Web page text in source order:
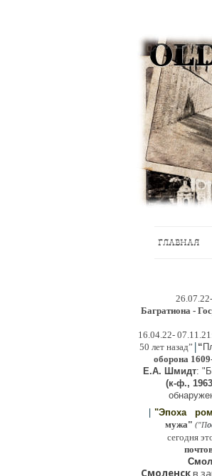
ГЛАВНАЯ
Багратиона -
16.04.22-
50 лет назад” | “
оборона
Е.А. Шмидт:
(к-ф.,
о
| "Эпоха
мужа" ("П
сегодня
Смоленскв